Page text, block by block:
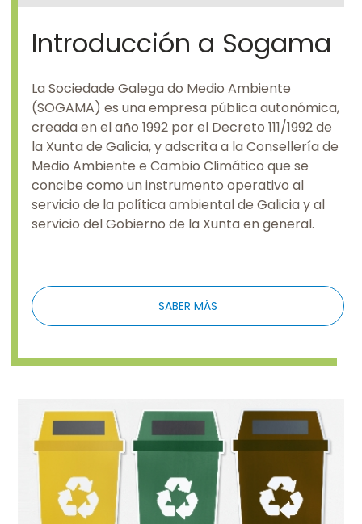
Introducción a Sogama
La Sociedade Galega do Medio Ambiente
(SOGAMA) es una empresa pública autonómica,
creada en el año 1992 por el Decreto 111/1992 de
la Xunta de Galicia, y adscrita a la Consellería de
Medio Ambiente e Cambio Climático que se
concibe como un instrumento operativo al
servicio de la política ambiental de Galicia y al
servicio del Gobierno de la Xunta en general.
SABER MÁS
Imaxe